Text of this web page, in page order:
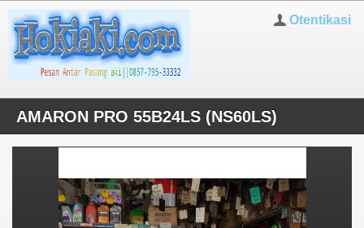
Otentikasi
AMARON PRO 55B24LS (NS60LS)